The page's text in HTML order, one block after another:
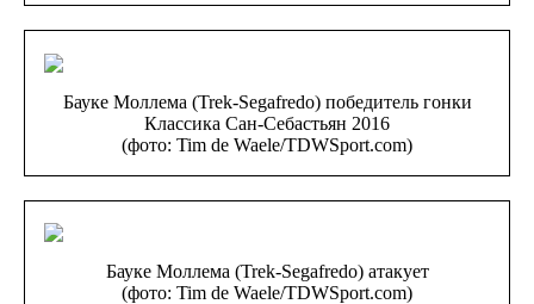
Бауке Моллема (Trek-Segafredo) победитель гонки
Классика Сан-Себастьян 2016
(фото: Tim de Waele/TDWSport.com)
Бауке Моллема (Trek-Segafredo) атакует
(фото: Tim de Waele/TDWSport.com)